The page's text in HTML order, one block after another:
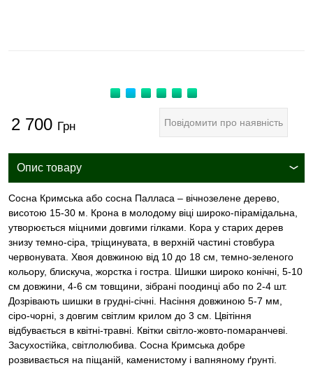
2 700 Грн Повідомити про наявність
Опис товару
Сосна Кримська або сосна Палласа – вічнозелене дерево,
висотою 15-30 м. Крона в молодому віці широко-пірамідальна,
утворюється міцними довгими гілками. Кора у старих дерев
знизу темно-сіра, тріщинувата, в верхній частині стовбура
червонувата. Хвоя довжиною від 10 до 18 см, темно-зеленого
кольору, блискуча, жорстка і гостра. Шишки широко конічні, 5-10
см довжини, 4-6 см товщини, зібрані поодинці або по 2-4 шт.
Дозрівають шишки в грудні-січні. Насіння довжиною 5-7 мм,
сіро-чорні, з довгим світлим крилом до 3 см. Цвітіння
відбувається в квітні-травні. Квітки світло-жовто-помаранчеві.
Засухостійка, світлолюбива. Сосна Кримська добре
розвивається на піщаній, каменистому і вапняному ґрунті.